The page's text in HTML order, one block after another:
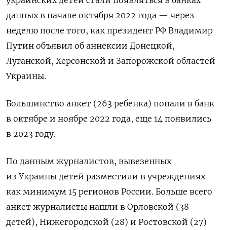
данных в начале октября 2022 года — через
неделю после того, как президент РФ Владимир
Путин объявил об аннексии Донецкой,
Луганской, Херсонской и Запорожской областей
Украины.
Большинство анкет (263 ребенка) попали в банк
в октябре и ноябре 2022 года, еще 14 появились
в 2023 году.
По данным журналистов, вывезенных
из Украины детей разместили в учреждениях
как минимум 15 регионов России. Больше всего
анкет журналисты нашли в Орловской (38
детей), Нижегородской (28) и Ростовской (27)